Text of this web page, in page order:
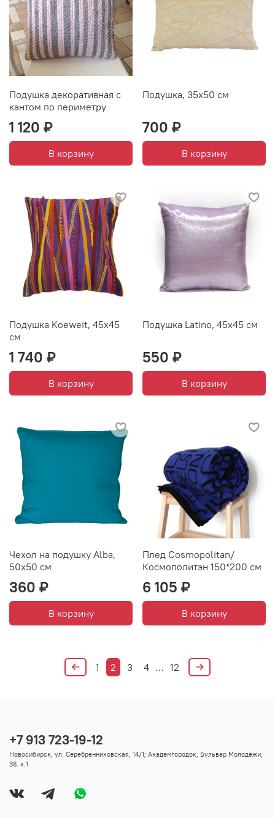
Подушка декоративная с
кантом по периметру
1 120 ₽
В корзину
Подушка, 35х50 см
700 ₽
В корзину
Подушка Koeweit, 45х45
см
1 740 ₽
В корзину
Подушка Latino, 45х45 см
550 ₽
В корзину
Чехол на подушку Alba,
50х50 см
360 ₽
В корзину
Плед Cosmopolitan/
Космополитэн 150*200 см
6 105 ₽
В корзину
1 2 3 4 … 12
+7 913 723-19-12
Новосибирск, ул. Серебренниковская, 14/1; Академгородок, Бульвар Молодёжи,
38. к.1